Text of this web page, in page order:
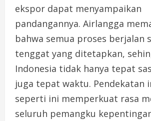
ekspor dapat menyampaikan
pandangannya. Airlangga
bahwa semua proses berjalan
tenggat yang ditetapkan,
Indonesia tidak hanya tepat
juga tepat waktu. Pendekatan
seperti ini memperkuat rasa
seluruh pemangku